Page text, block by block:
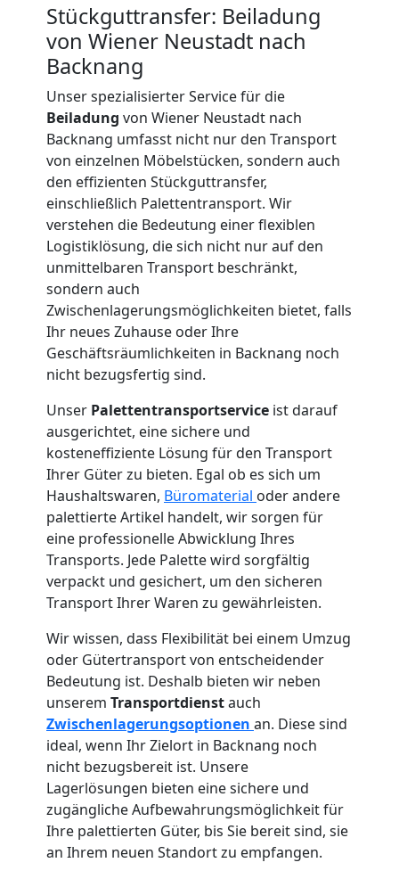
Stückguttransfer: Beiladung
von Wiener Neustadt nach
Backnang
Unser spezialisierter Service für die
Beiladung von Wiener Neustadt nach
Backnang umfasst nicht nur den Transport
von einzelnen Möbelstücken, sondern auch
den effizienten Stückguttransfer,
einschließlich Palettentransport. Wir
verstehen die Bedeutung einer flexiblen
Logistiklösung, die sich nicht nur auf den
unmittelbaren Transport beschränkt,
sondern auch
Zwischenlagerungsmöglichkeiten bietet, falls
Ihr neues Zuhause oder Ihre
Geschäftsräumlichkeiten in Backnang noch
nicht bezugsfertig sind.
Unser Palettentransportservice ist darauf
ausgerichtet, eine sichere und
kosteneffiziente Lösung für den Transport
Ihrer Güter zu bieten. Egal ob es sich um
Haushaltswaren, Büromaterial oder andere
palettierte Artikel handelt, wir sorgen für
eine professionelle Abwicklung Ihres
Transports. Jede Palette wird sorgfältig
verpackt und gesichert, um den sicheren
Transport Ihrer Waren zu gewährleisten.
Wir wissen, dass Flexibilität bei einem Umzug
oder Gütertransport von entscheidender
Bedeutung ist. Deshalb bieten wir neben
unserem Transportdienstauch
Zwischenlagerungsoptionen an. Diese sind
ideal, wenn Ihr Zielort in Backnang noch
nicht bezugsbereit ist. Unsere
Lagerlösungen bieten eine sichere und
zugängliche Aufbewahrungsmöglichkeit für
Ihre palettierten Güter, bis Sie bereit sind, sie
an Ihrem neuen Standort zu empfangen.
Wiener
Neustadt
Full-
Service-
Umzug
Wiener
Neustadt
Qualitäts-
Umzüge
Wiener
Neustadt
Vereinsumzug
Wiener
Neustadt
Anfrage
Möbeltransport